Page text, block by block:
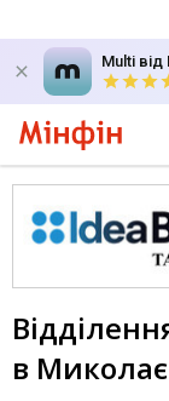
Multi від
в